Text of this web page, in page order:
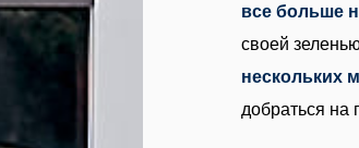
все больше
своей
нескольких
добраться на